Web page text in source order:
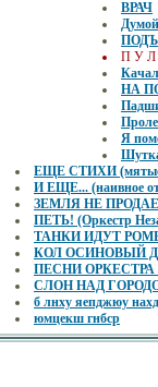
ВРАЧ
П У Л
НА
Я
ЕЩЕ СТИХИ (мятые
И ЕЩЕ... (наивное
ЗЕМЛЯ НЕ
ПЕТЬ! (Оркестр
ТАНКИ ИДУТ
КОЛ ОСИНОВЫЙ
ПЕСНИ
СЛОН НАД ГОРОДОМ
б лнху яепджюу
юмцекш гнбср